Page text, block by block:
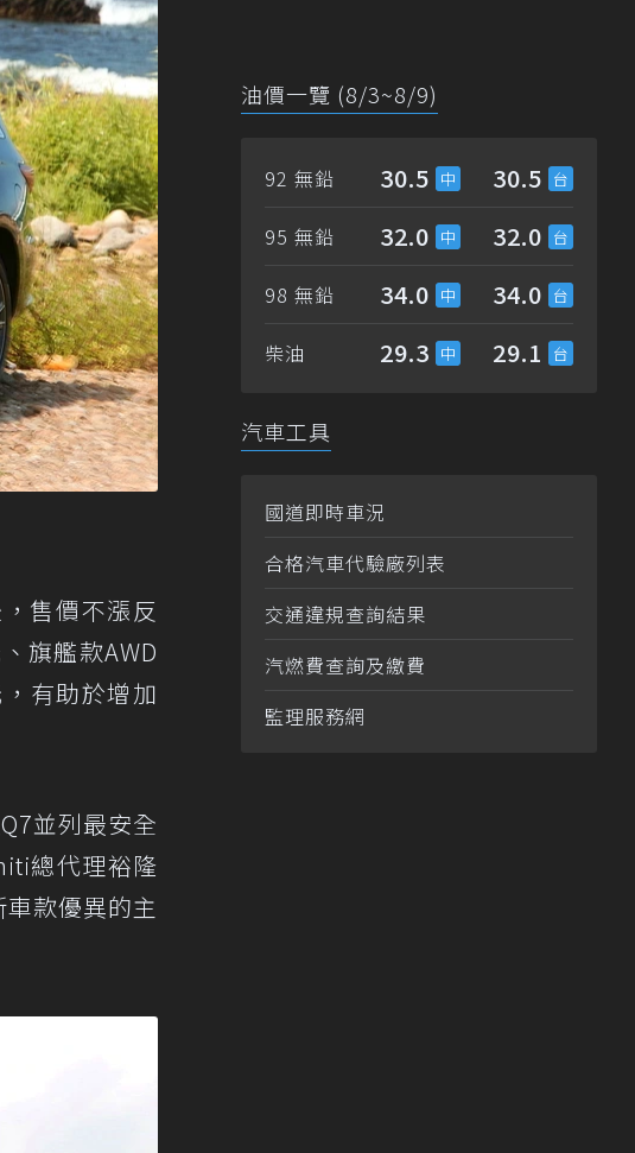
售價不漲反
旗艦款AWD
有助於增加
並列最安全
總代理裕隆
款優異的主
油價一覽 (8/3~8/9)
92 無鉛 30.5 30.5
95 無鉛 32.0 32.0
98 無鉛 34.0 34.0
柴油 29.3 29.1
汽車工具
國道即時車況
合格汽車代驗廠列表
交通違規查詢結果
汽燃費查詢及繳費
監理服務網